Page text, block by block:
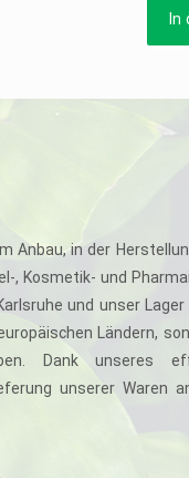
In
Anbau, in der
, Kosmetik- und
und unser
Ländern,
Dank unseres
unserer Waren